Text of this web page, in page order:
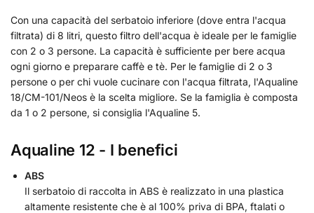
Con una capacità del serbatoio inferiore (dove entra l'acqua
filtrata) di 8 litri, questo filtro dell'acqua è ideale per le famiglie
con 2 o 3 persone. La capacità è sufficiente per bere acqua
ogni giorno e preparare caffè e tè. Per le famiglie di 2 o 3
persone o per chi vuole cucinare con l'acqua filtrata, l'Aqualine
18/CM-101/Neos è la scelta migliore. Se la famiglia è composta
da 1 o 2 persone, si consiglia l'Aqualine 5.
Aqualine 12 - I benefici
ABS
Il serbatoio di raccolta in ABS è realizzato in una plastica
altamente resistente che è al 100% priva di BPA, ftalati o